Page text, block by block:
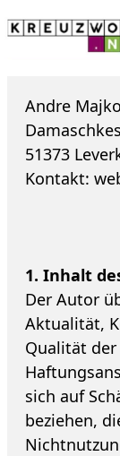
Andre
51373
Kontakt:
1. Inhalt
Der Autor
Aktualität,
Qualität
sich auf
beziehen,